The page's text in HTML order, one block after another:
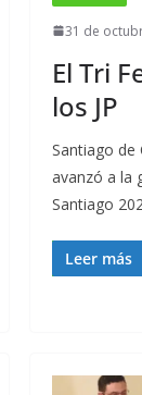
31 de
El Tri
los JP
Santiago de
avanzó a la
Santiago
Leer más